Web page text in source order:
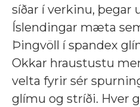
síðar í verkinu, þegar
Íslendingar mæta
Þingvöll í spandex
Okkar hraustustu
velta fyrir sér
glímu og stríði. Hver